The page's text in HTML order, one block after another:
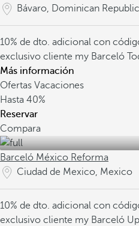
Bávaro, Dominican Republic
10% de dto. adicional con
exclusivo cliente my Barceló
Más información
Ofertas Vacaciones
Hasta 40%
Reservar
Compara
Barceló México Reforma
Ciudad de Mexico, Mexico
10% de dto. adicional con
exclusivo cliente my Barceló